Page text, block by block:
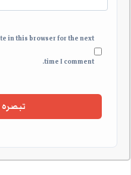
in this browser for the next
time I comment.